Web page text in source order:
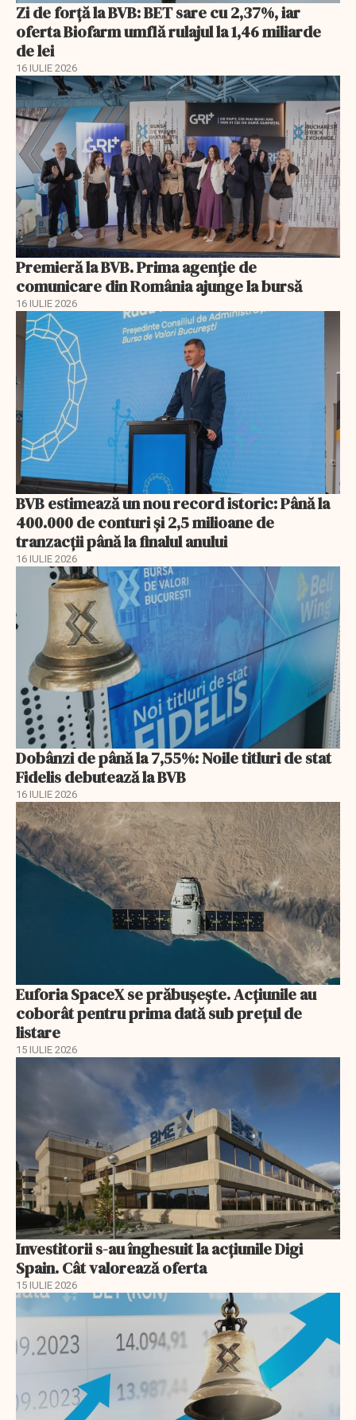
Zi de forță la BVB: BET sare cu 2,37%, iar
oferta Biofarm umflă rulajul la 1,46 miliarde
de lei
16 IULIE 2026
Premieră la BVB. Prima agenție de
comunicare din România ajunge la bursă
16 IULIE 2026
BVB estimează un nou record istoric: Până la
400.000 de conturi și 2,5 milioane de
tranzacții până la finalul anului
16 IULIE 2026
Dobânzi de până la 7,55%: Noile titluri de stat
Fidelis debutează la BVB
16 IULIE 2026
Euforia SpaceX se prăbușește. Acțiunile au
coborât pentru prima dată sub prețul de
listare
15 IULIE 2026
Investitorii s-au înghesuit la acțiunile Digi
Spain. Cât valorează oferta
15 IULIE 2026